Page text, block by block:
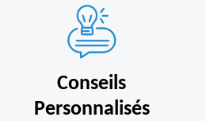
Conseils
Personnalisés